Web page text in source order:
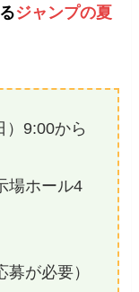
ジャンプの夏
9:00から
ホール4
が必要）